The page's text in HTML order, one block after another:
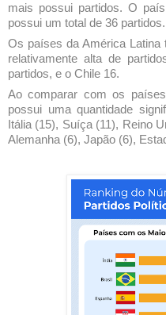
mais possui partidos. O
possui um total de 36 partidos.
Os países da América Latina
relativamente alta de
partidos, e o Chile 16.
Ao comparar com os
possui uma quantidade
Itália (15), Suíça (11), Reino
Alemanha (6), Japão (6),